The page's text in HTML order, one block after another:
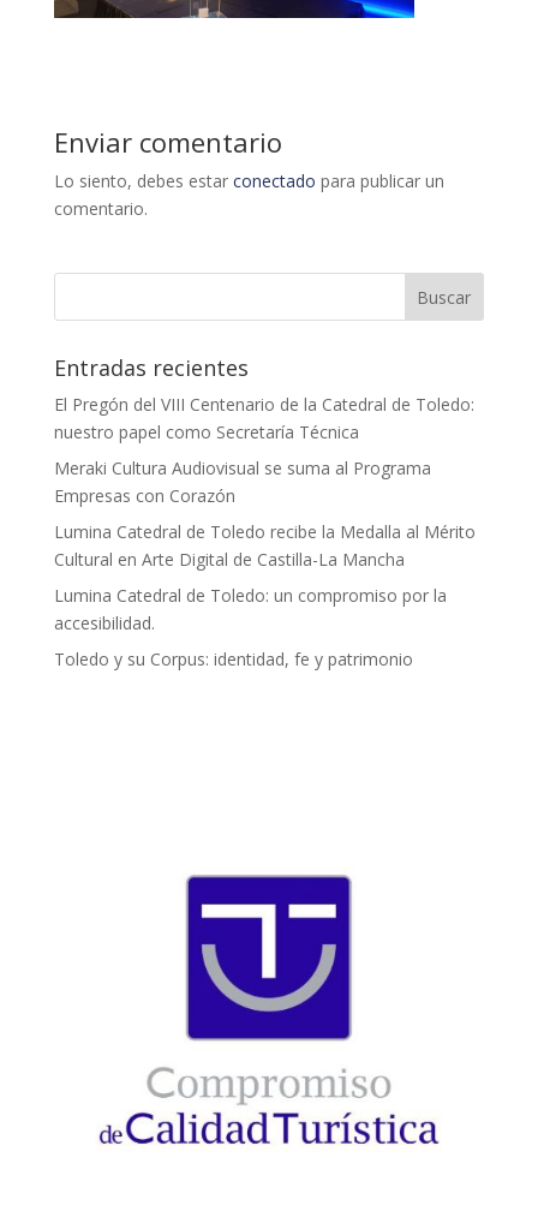
Enviar comentario
Lo siento, debes estar conectado para publicar un
comentario.
Entradas recientes
El Pregón del VIII Centenario de la Catedral de Toledo:
nuestro papel como Secretaría Técnica
Meraki Cultura Audiovisual se suma al Programa
Empresas con Corazón
Lumina Catedral de Toledo recibe la Medalla al Mérito
Cultural en Arte Digital de Castilla-La Mancha
Lumina Catedral de Toledo: un compromiso por la
accesibilidad.
Toledo y su Corpus: identidad, fe y patrimonio